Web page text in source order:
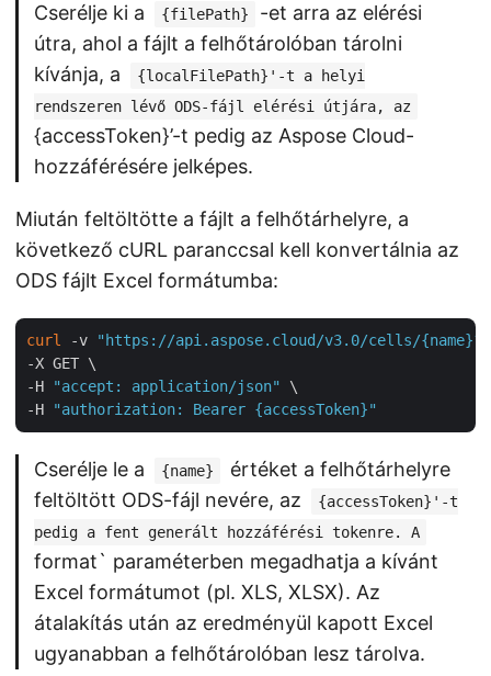
Cserélje ki a {filePath}
-et arra az elérési
útra, ahol a fájlt a felhőtárolóban tárolni
kívánja, a
{localFilePath}'-t a helyi
rendszeren lévő ODS-fájl elérési útjára, az
{accessToken}’-t pedig az Aspose Cloud-
hozzáférésére jelképes.
Miután feltöltötte a fájlt a felhőtárhelyre, a
következő cURL paranccsal kell konvertálnia az
ODS fájlt Excel formátumba:
curl -v
"https://api.aspose.cloud/v3.0/cells/
-X GET \
-H
"accept: application/json"
\
-H
"authorization: Bearer {accessToken}"
Cserélje le a {name}
értéket a felhőtárhelyre
feltöltött ODS-fájl nevére, az
{accessToken}'-t
pedig a fent generált hozzáférési tokenre. A
format` paraméterben megadhatja a kívánt
Excel formátumot (pl. XLS, XLSX). Az
átalakítás után az eredményül kapott Excel
ugyanabban a felhőtárolóban lesz tárolva.